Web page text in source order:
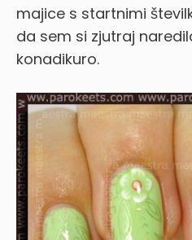
majice s startnimi
da sem si zjutraj
konadikuro.